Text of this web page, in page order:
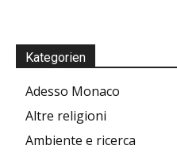
Kategorien
Adesso Monaco
Altre religioni
Ambiente e ricerca